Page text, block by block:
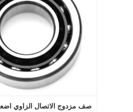
صف مزدوج الاتصال الزاوي